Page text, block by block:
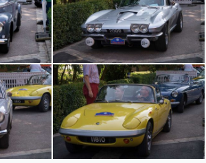
DSC06426